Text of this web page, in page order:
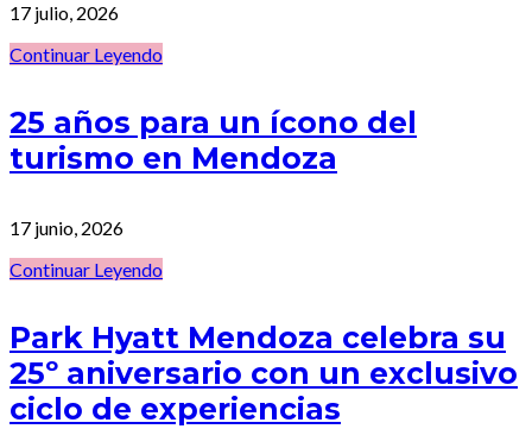
17 julio, 2026
Continuar Leyendo
25 años para un ícono del
turismo en Mendoza
17 junio, 2026
Continuar Leyendo
Park Hyatt Mendoza celebra su
25º aniversario con un exclusivo
ciclo de experiencias